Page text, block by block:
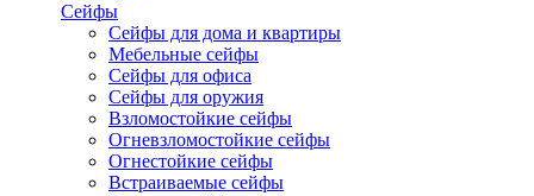
Сейфы
Сейфы для дома и квартиры
Мебельные сейфы
Сейфы для офиса
Сейфы для оружия
Взломостойкие сейфы
Огневзломостойкие сейфы
Огнестойкие сейфы
Встраиваемые сейфы